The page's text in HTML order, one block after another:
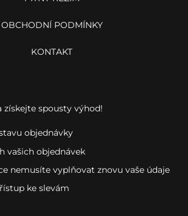
OBCHODNÍ PODMÍNKY
KONTAKT
získejte spousty výhod!
objednávky
vašich objednávek
nemusíte vyplňovat znovu vaše údaje
ke slevám